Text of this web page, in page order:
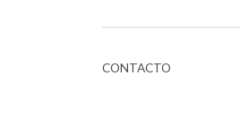
CONTACTO